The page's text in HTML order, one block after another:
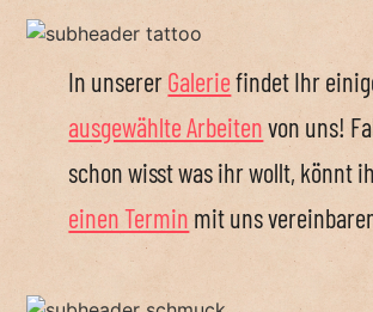
In unsererGaleriefindet Ihr
ausgewählte Arbeitenvon uns!
schon wisst was ihr wollt, könnt
einen Terminmit uns